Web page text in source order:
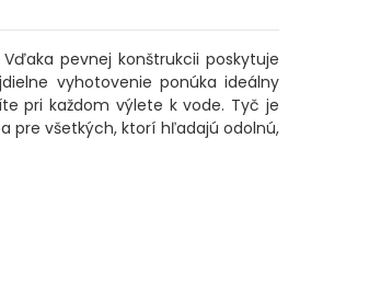
pevnej konštrukcii poskytuje
vyhotovenie ponúka ideálny
pri každom výlete k vode. Tyč je
pre všetkých, ktorí hľadajú odolnú,